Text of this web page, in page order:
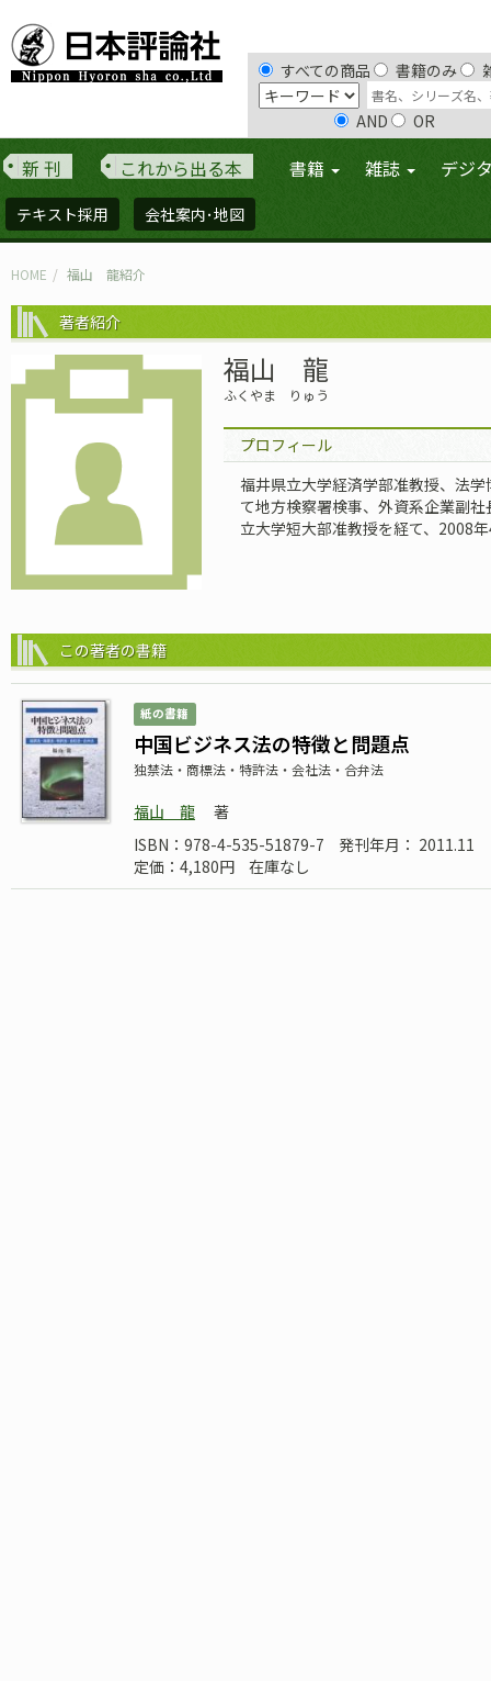
すべての商品 書籍のみ
AND OR
新 刊 これから出る本 書籍 雑誌 デジ
テキスト採用 会社案内･地図
HOME 福山 龍紹介
著者紹介
福山 龍
ふくやま りゅう
プロフィール
福井県立大学経済学部准教授、法
て地方検察署検事、外資系企業副
立大学短大部准教授を経て、2008
この著者の書籍
紙の書籍
中国ビジネス法の特徴と問題点
独禁法・商標法・特許法・会社法・合弁法
福山 龍
著
ISBN：978-4-535-51879-7
発刊年月： 2011.11
定価：4,180円
在庫なし